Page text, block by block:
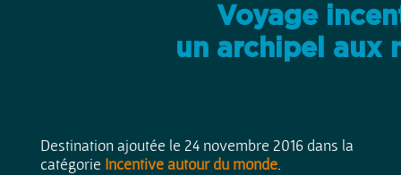
Provence / Côte d'Azur
Voyage
un archipel aux
Destination ajoutée le 24 novembre 2016 dans la
catégorie Incentive autour du monde